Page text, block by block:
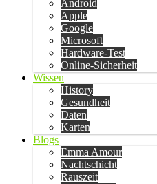
Android
Apple
Google
Microsoft
Hardware-Test
Online-Sicherheit
Wissen
History
Gesundheit
Daten
Karten
Blogs
Emma Amour
Nachtschicht
Rauszeit